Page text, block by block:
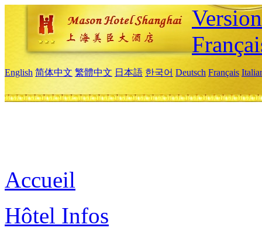
English 简体中文 繁體中文 日本語 한국어 Deutsch Français
Accueil
Hôtel Infos